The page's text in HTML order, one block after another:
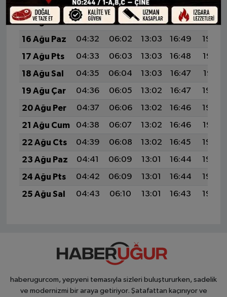
14 Ağu Cum
04:30 06:01 13:03 16:50
19:56
15 Ağu Cts
04:31 06:02 13:03 16:49
19:55
16 Ağu Paz
04:32 06:02 13:03 16:49
19:54
17 Ağu Pts
04:33 06:03 13:03 16:48
19:52
18 Ağu Sal
04:35 06:04 13:03 16:47
19:51
19 Ağu Çar
04:36 06:05 13:02 16:47
19:50
20 Ağu Per
04:37 06:06 13:02 16:46
19:48
21 Ağu Cum
04:38 06:07 13:02 16:46
19:47
22 Ağu Cts
04:39 06:08 13:02 16:45
19:46
23 Ağu Paz
04:41 06:09 13:01 16:44
19:44
24 Ağu Pts
04:42 06:09 13:01 16:44
19:43
25 Ağu Sal
04:43 06:10 13:01 16:43 19:42
haberugurcom, yepyeni temasıyla sizleri buluştururken, sadelik
ve modernizmi bir araya getiriyor. Şatafattan kaçınıyor ve